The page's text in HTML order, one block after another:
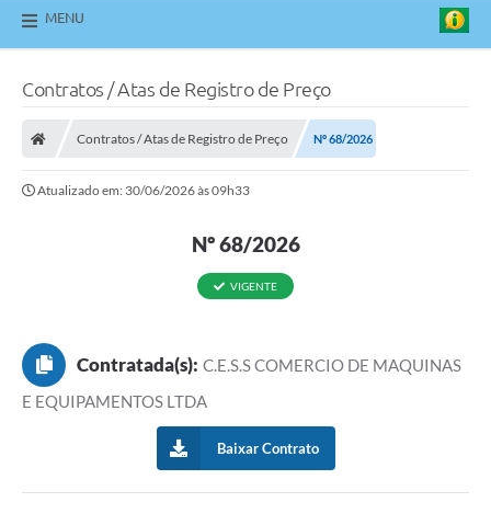
MENU
Contratos / Atas de Registro de Preço
Contratos / Atas de Registro de Preço Nº 68/2026
Atualizado em: 30/06/2026 às 09h33
Nº 68/2026
VIGENTE
Contratada(s): C.E.S.S COMERCIO DE MAQUINAS
E EQUIPAMENTOS LTDA
Baixar Contrato